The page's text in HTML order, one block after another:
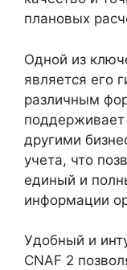
плановых
Одной из
является его
различным
поддерживает
другими
учета, что
единый и
информации
Удобный и
CNAF 2